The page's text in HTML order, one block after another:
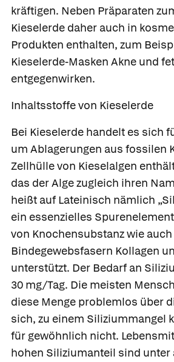
kräftigen. Neben Präparaten
Kieselerde daher auch in
Produkten enthalten, zum
Kieselerde-Masken Akne und
entgegenwirken.
Inhaltsstoffe von Kieselerde
Bei Kieselerde handelt es sich
um Ablagerungen aus fossilen
Zellhülle von Kieselalgen
das der Alge zugleich ihren
heißt auf Lateinisch nämlich
ein essenzielles
von Knochensubstanz wie
Bindegewebsfasern Kollagen
unterstützt. Der Bedarf an
30 mg/Tag. Die meisten
diese Menge problemlos über
sich, zu einem Siliziummangel
für gewöhnlich nicht.
hohen Siliziumanteil sind unter